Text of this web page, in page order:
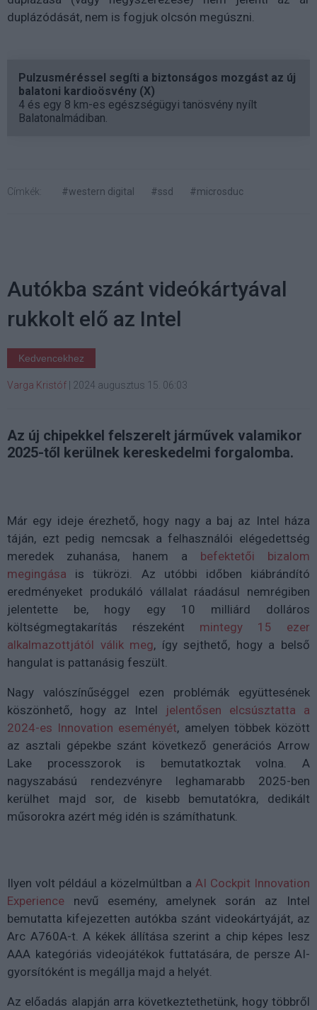
duplázódását, nem is fogjuk olcsón megúszni.
Pulzusméréssel segíti a biztonságos mozgást az új
balatoni kardioösvény (X)
4 és egy 8 km-es egészségügyi tanösvény nyílt
Balatonalmádiban.
Címkék: #western digital #ssd #microsduc
Autókba szánt videókártyával
rukkolt elő az Intel
Kedvencekhez
Varga Kristóf 2024 augusztus 15. 06:03
Az új chipekkel felszerelt járművek valamikor
2025-től kerülnek kereskedelmi forgalomba.
Már egy ideje érezhető, hogy nagy a baj az Intel háza
táján, ezt pedig nemcsak a felhasználói elégedettség
meredek zuhanása, hanem a befektetői bizalom
megingása is tükrözi. Az utóbbi időben kiábrándító
eredményeket produkáló vállalat ráadásul nemrégiben
jelentette be, hogy egy 10 milliárd dolláros
költségmegtakarítás részeként mintegy 15 ezer
alkalmazottjától válik meg, így sejthető, hogy a belső
hangulat is pattanásig feszült.
Nagy valószínűséggel ezen problémák együttesének
köszönhető, hogy az Intel jelentősen elcsúsztatta a
2024-es Innovation eseményét, amelyen többek között
az asztali gépekbe szánt következő generációs Arrow
Lake processzorok is bemutatkoztak volna. A
nagyszabású rendezvényre leghamarabb 2025-ben
kerülhet majd sor, de kisebb bemutatókra, dedikált
műsorokra azért még idén is számíthatunk.
Ilyen volt például a közelmúltban a AI Cockpit Innovation
Experience nevű esemény, amelynek során az Intel
bemutatta kifejezetten autókba szánt videokártyáját, az
Arc A760A-t. A kékek állítása szerint a chip képes lesz
AAA kategóriás videojátékok futtatására, de persze AI-
gyorsítóként is megállja majd a helyét.
Az előadás alapján arra következtethetünk, hogy többről